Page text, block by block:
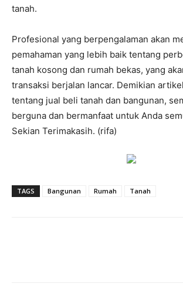
tanah.
Profesional yang berpengalaman akan
pemahaman yang lebih baik tentang
tanah kosong dan rumah bekas, yang
transaksi berjalan lancar. Demikian
tentang jual beli tanah dan bangunan,
berguna dan bermanfaat untuk Anda
Sekian Terimakasih. (rifa)
TAGS Bangunan Rumah Tanah